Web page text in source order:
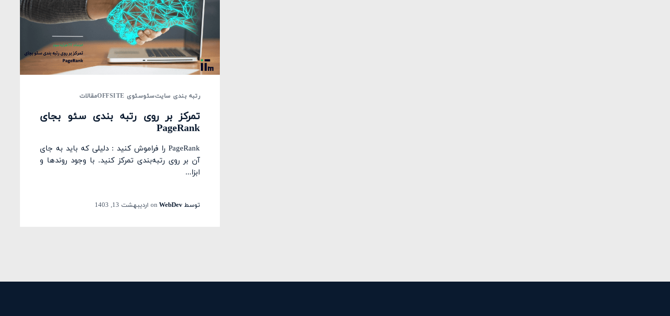
رتبه بندی سایتسئوسئوی OFFSITE مقالات
تمرکز بر روی رتبه بندی سئو بجای
PageRank
PageRank را فراموش کنید : دلیلی که باید به جای
آن بر روی رتبه‌بندی تمرکز کنید. با وجود روندها و
ابزا...
توسطWebDev
on اردیبهشت 13, 1403